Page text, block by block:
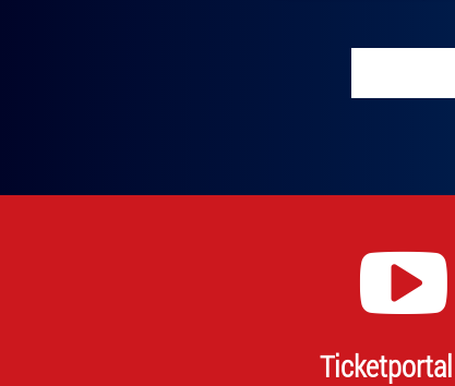
Zadajte svoju e-mailovú adresu, na ktorú vám